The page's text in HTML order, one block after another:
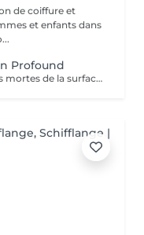
de coiffure et
et enfants dans
Profound
Un soin exfoliant qui élimine les cellules mortes de la surface de la peau, favorise le renouvellement cellulaire et prévient les poils incarnés. Ce rituel de beauté laisse la peau plus lisse, douce et visiblement plus saine. Idéal pour retrouver une peau éclatante et soyeuse.